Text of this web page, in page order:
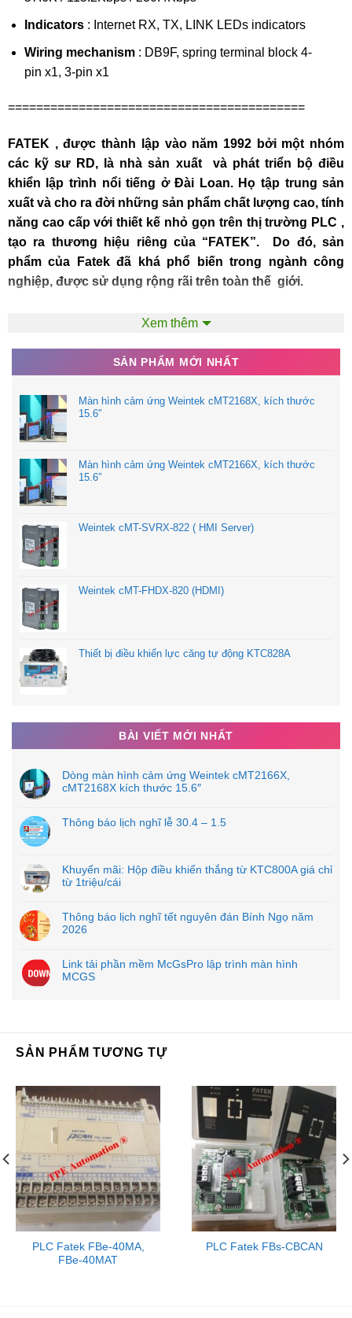
Indicators : Internet RX, TX, LINK LEDs indicators
Wiring mechanism: DB9F, spring terminal block 4-
pin x1, 3-pin x1
==========================================
FATEK , được thành lập vào năm 1992 bởi một nhóm
các kỹ sư RD, là nhà sản xuất và phát triển bộ điều
khiển lập trình nổi tiếng ở Đài Loan. Họ tập trung sản
xuất và cho ra đời những sản phẩm chất lượng cao, tính
năng cao cấp với thiết kế nhỏ gọn trên thị trường PLC ,
tạo ra thương hiệu riêng của “FATEK”. Do đó, sản
phẩm của Fatek đã khá phổ biến trong ngành công
nghiệp, được sử dụng rộng rãi trên toàn thế giới.
==========================================
CÔNG TY TNHH TPE
Địa chỉ: 25/10 TCH08, P.Tân Chánh Hiệp, Q.12, TP.HCM
Hotline: 090.6688.104
Email:tudonghoatpe@gmail.com
Xem thêm
SẢN PHẨM MỚI NHẤT
Màn hình cảm ứng Weintek cMT2168X, kích thước
15.6″
Màn hình cảm ứng Weintek cMT2166X, kích thước
15.6″
Weintek cMT-SVRX-822 ( HMI Server)
Weintek cMT-FHDX-820 (HDMI)
Thiết bị điều khiển lực căng tự động KTC828A
BÀI VIẾT MỚI NHẤT
Dòng màn hình cảm ứng Weintek cMT2166X,
cMT2168X kích thước 15.6″
Thông báo lịch nghĩ lễ 30.4 – 1.5
Khuyến mãi: Hộp điều khiển thắng từ KTC800A giá chỉ
từ 1triệu/cái
Thông báo lịch nghĩ tết nguyên đán Bính Ngọ năm
2026
Link tải phần mềm McGsPro lập trình màn hình
MCGS
SẢN PHẨM TƯƠNG TỰ
PLC Fatek FBe-40MA,
FBe-40MAT
PLC Fatek FBs-CBCAN